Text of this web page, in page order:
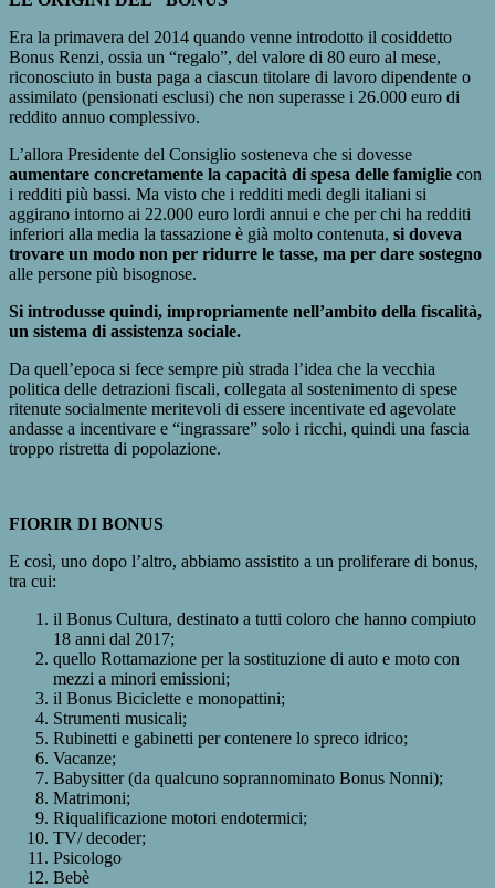
Era la primavera del 2014 quando venne introdotto il cosiddetto
Bonus Renzi, ossia un “regalo”, del valore di 80 euro al mese,
riconosciuto in busta paga a ciascun titolare di lavoro dipendente o
assimilato (pensionati esclusi) che non superasse i 26.000 euro di
reddito annuo complessivo.
L’allora Presidente del Consiglio sosteneva che si dovesse
aumentare concretamente la capacità di spesa delle famiglie con
i redditi più bassi. Ma visto che i redditi medi degli italiani si
aggirano intorno ai 22.000 euro lordi annui e che per chi ha redditi
inferiori alla media la tassazione è già molto contenuta, si doveva
trovare un modo non per ridurre le tasse, ma per dare sostegno
alle persone più bisognose.
Si introdusse quindi, impropriamente nell’ambito della fiscalità,
un sistema di assistenza sociale.
Da quell’epoca si fece sempre più strada l’idea che la vecchia
politica delle detrazioni fiscali, collegata al sostenimento di spese
ritenute socialmente meritevoli di essere incentivate ed agevolate
andasse a incentivare e “ingrassare” solo i ricchi, quindi una fascia
troppo ristretta di popolazione.
FIORIR DI BONUS
E così, uno dopo l’altro, abbiamo assistito a un proliferare di bonus,
tra cui:
il Bonus Cultura, destinato a tutti coloro che hanno compiuto
18 anni dal 2017;
quello Rottamazione per la sostituzione di auto e moto con
mezzi a minori emissioni;
il Bonus Biciclette e monopattini;
Strumenti musicali;
Rubinetti e gabinetti per contenere lo spreco idrico;
Vacanze;
Babysitter (da qualcuno soprannominato Bonus Nonni);
Matrimoni;
Riqualificazione motori endotermici;
TV/ decoder;
Psicologo
Bebè